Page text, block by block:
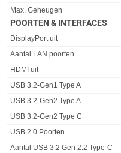
Eigenschap Waarde
Max. Geheugen
POORTEN & INTERFACES
Eigenschap Waarde
DisplayPort uit
Aantal LAN poorten
HDMI uit
USB 3.2-Gen1 Type A
USB 3.2-Gen2 Type A
USB 3.2-Gen2 Type C
USB 2.0 Poorten
Aantal USB 3.2 Gen 2.2 Type-C-